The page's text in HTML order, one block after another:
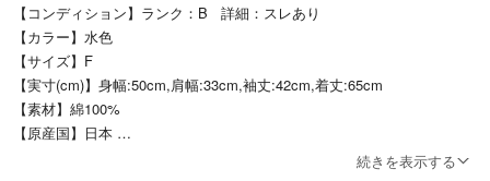
【コンディション】ランク：B 詳細：スレあり
【カラー】水色
【サイズ】F
【実寸(cm)】身幅:50cm,肩幅:33cm,袖丈:42cm,着丈:65cm
【素材】綿100%
【原産国】日本
続きを表示する